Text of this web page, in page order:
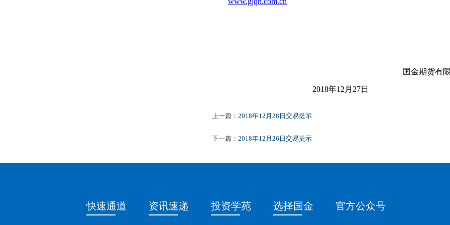
国金期货有
2018年12月27日
上一篇： 2018年12月28日交易提示
下一篇： 2018年12月26日交易提示
快速通道 资讯速递 投资学苑 选择国金 官方公众号